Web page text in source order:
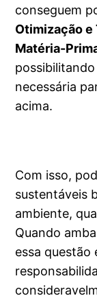
conseguem
Otimização e
Matéria-
necessária
acima.
Com isso,
sustentáveis
ambiente,
Quando
essa questão